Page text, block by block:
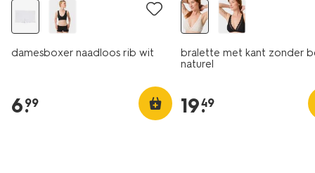
damesboxer naadloos rib wit
6.
99
bralette met kant zonder
naturel
19.
49